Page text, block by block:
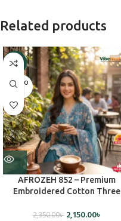
Related products
-9%
SOLD O
UT
AFROZEH 852 – Premium
Embroidered Cotton Three
2,350.00৳ 2,150.00৳